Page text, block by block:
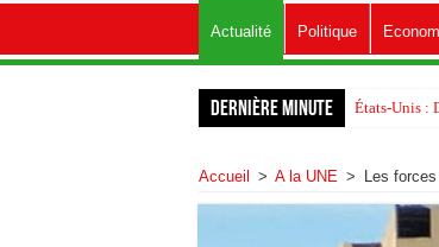
Actualité Politique
Dernière minute États-Unis :
Accueil > A la UNE > Les